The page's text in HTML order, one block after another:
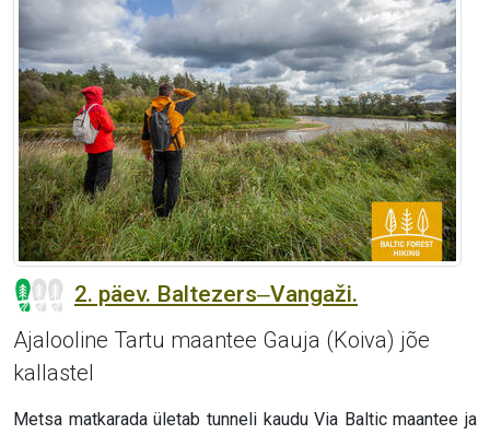
2. päev. Baltezers‒Vangaži.
Ajalooline Tartu maantee Gauja (Koiva) jõe
kallastel
Metsa matkarada ületab tunneli kaudu Via Baltic maantee ja